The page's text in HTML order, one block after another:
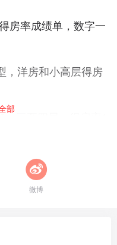
房率成绩单，数字一
，洋房和小高层得房
㎡三至四居，得房率1
称为北京“卷王”，
备平台、防火挑檐等
部
微博